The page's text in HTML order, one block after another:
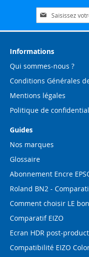
Inscription
à
notre
d’information
Informations
Qui sommes-nous ?
Conditions Générales
Mentions légales
Politique de
Guides
Nos marques
Glossaire
Abonnement Encre
Roland BN2 -
Comment choisir LE
Comparatif EIZO
Ecran HDR post-
Compatibilité EIZO